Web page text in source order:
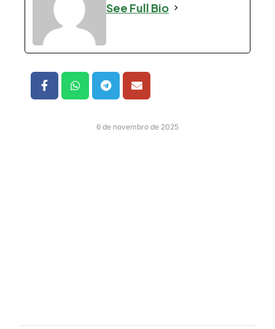
See Full Bio
6 de novembro de 2025